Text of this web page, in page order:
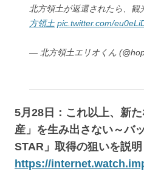
北方領土が返還されたら、観
方領土 pic.twitter.com/
— 北方領土エリオくん
5月28日：これ以上、新
産」を生み出さない～バ
STAR」取得の狙いを説明
https://